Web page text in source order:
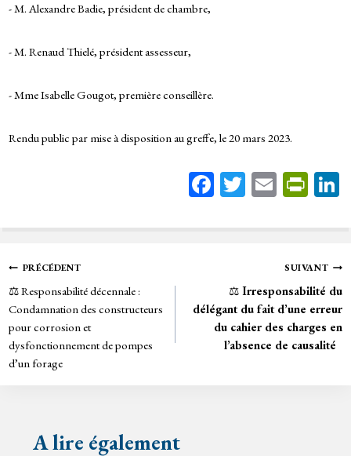
- M. Alexandre Badie, président de chambre,
- M. Renaud Thielé, président assesseur,
- Mme Isabelle Gougot, première conseillère.
Rendu public par mise à disposition au greffe, le 20 mars 2023.
Fa
bo
T
tt
E
ail
Pr
tF
rie
n
dl
y
Navigation
de
l’article
PRÉCÉDENT
⚖️ Responsabilité décennale :
Condamnation des constructeurs
pour corrosion et
dysfonctionnement de pompes
d’un forage
SUIVANT
⚖️ Irresponsabilité du
délégant du fait d’une erreur
du cahier des charges en
l’absence de causalité
A lire également